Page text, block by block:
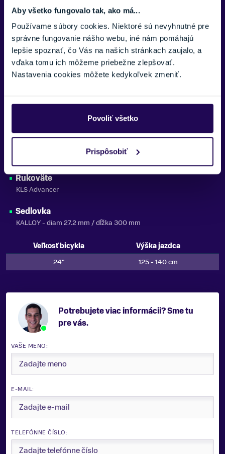
Aby všetko fungovalo tak, ako má...
Používame súbory cookies. Niektoré sú nevyhnutné pre
správne fungovanie nášho webu, iné nám pomáhajú
lepšie spoznať, čo Vás na našich stránkach zaujalo, a
vďaka tomu ich môžeme priebežne zlepšovať.
Nastavenia cookies môžete kedykoľvek zmeniť.
Povoliť všetko
Prispôsobiť
RUBENA Winner 50-507 (24"x1.95)
Hlavové Zloženie
Semi-integrated
Stredové Zloženie
Cartridge (126 mm)
Integrated - diam 31.8 mm / rise 6° / šírka 580 mm
Rukoväte
KLS Advancer
Sedlovka
KALLOY - diam 27.2 mm / dĺžka 300 mm
Veľkosť bicykla
Výška jazdca
24"
125 - 140 cm
Potrebujete viac informácii? Sme tu
pre vás.
VAŠE MENO:
E-MAIL:
TELEFÓNNE ČÍSLO: